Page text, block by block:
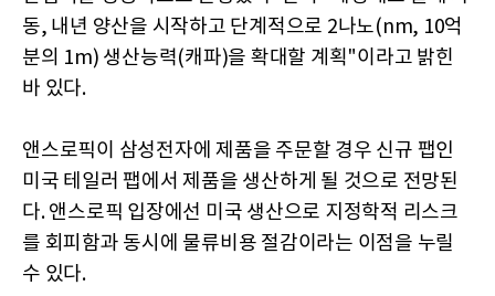
동, 내년 양산을 시작하고 단계적으로 2나노(nm, 10억
분의 1m) 생산능력(캐파)을 확대할 계획"이라고 밝힌
바 있다.
앤스로픽이 삼성전자에 제품을 주문할 경우 신규 팹인
미국 테일러 팹에서 제품을 생산하게 될 것으로 전망된
다. 앤스로픽 입장에선 미국 생산으로 지정학적 리스크
를 회피함과 동시에 물류비용 절감이라는 이점을 누릴
수 있다.